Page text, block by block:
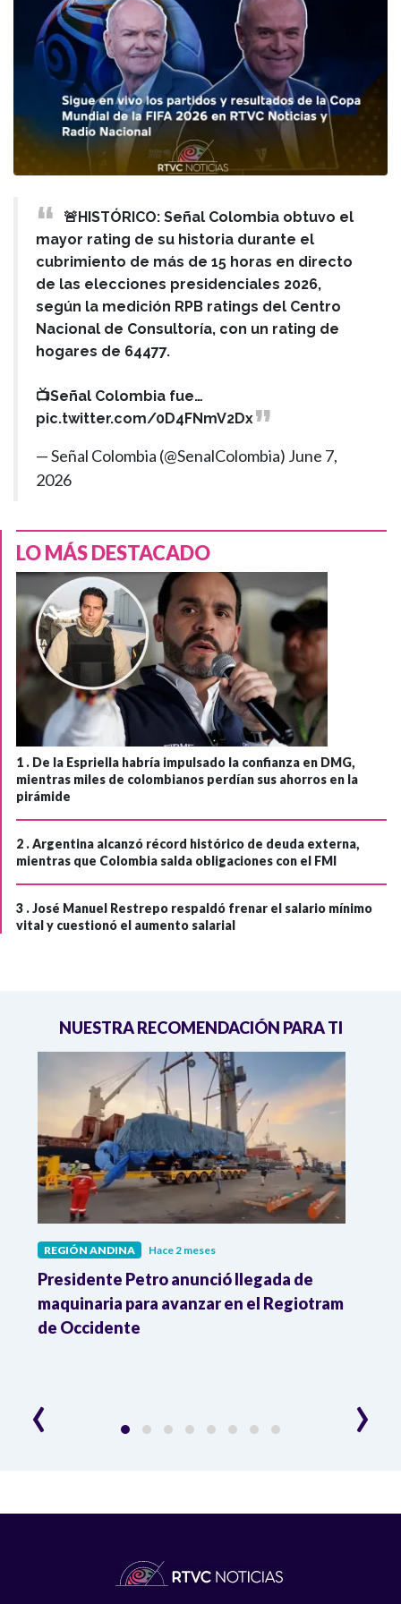
🚨HISTÓRICO: Señal Colombia obtuvo el
mayor rating de su historia durante el
cubrimiento de más de 15 horas en directo
de las elecciones presidenciales 2026,
según la medición RPB ratings del Centro
Nacional de Consultoría, con un rating de
hogares de 64477.
📺Señal Colombia fue…
pic.twitter.com/0D4FNmV2Dx
— Señal Colombia (@SenalColombia) June 7,
2026
LO MÁS DESTACADO
1 . De la Espriella habría impulsado la confianza en DMG,
mientras miles de colombianos perdían sus ahorros en la
pirámide
2 .Argentina alcanzó récord histórico de deuda externa,
mientras que Colombia salda obligaciones con el FMI
3 .José Manuel Restrepo respaldó frenar el salario mínimo
vital y cuestionó el aumento salarial
NUESTRA RECOMENDACIÓN PARA TI
REGIÓN ANDINA Hace 2 meses
Presidente Petro anunció llegada de
maquinaria para avanzar en el Regiotram
de Occidente
‹ ›